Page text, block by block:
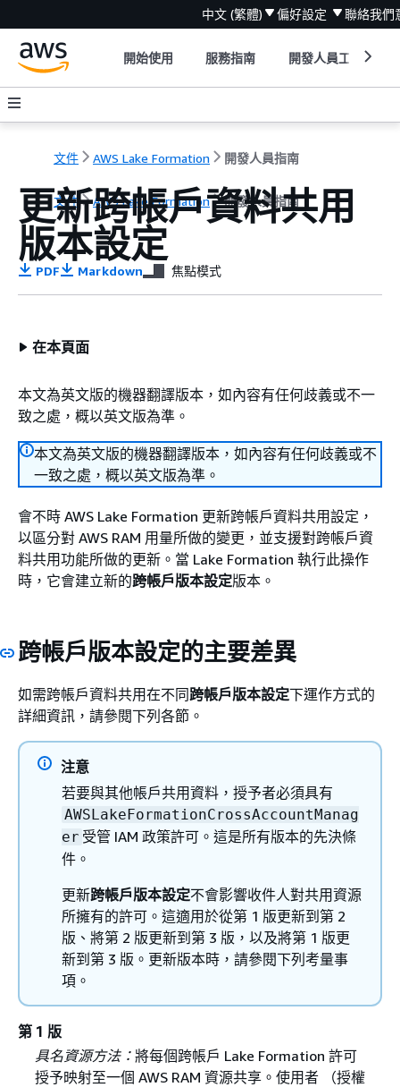
中文 (繁體) 偏好設定 聯絡我們
開始使用 服務指南 開發人員工具
文件 AWS Lake Formation 開發人員指南
文件 AWS Lake Formation 開發人員指南
更新跨帳戶資料共用
版本設定
PDF Markdown 焦點模式
在本頁面
本文為英文版的機器翻譯版本，如內容有任何歧義或不一
致之處，概以英文版為準。
本文為英文版的機器翻譯版本，如內容有任何歧義或不
一致之處，概以英文版為準。
會不時 AWS Lake Formation 更新跨帳戶資料共用設定，
以區分對 AWS RAM 用量所做的變更，並支援對跨帳戶資
料共用功能所做的更新。當 Lake Formation 執行此操作
時，它會建立新的跨帳戶版本設定版本。
跨帳戶版本設定的主要差異
如需跨帳戶資料共用在不同跨帳戶版本設定下運作方式的
詳細資訊，請參閱下列各節。
注意
若要與其他帳戶共用資料，授予者必須具有
AWSLakeFormationCrossAccountManag
er 受管 IAM 政策許可。這是所有版本的先決條
件。
更新跨帳戶版本設定不會影響收件人對共用資源
所擁有的許可。這適用於從第 1 版更新到第 2
版、將第 2 版更新到第 3 版，以及將第 1 版更
新到第 3 版。更新版本時，請參閱下列考量事
項。
第 1 版
具名資源方法： 將每個跨帳戶 Lake Formation 許可
授予映射至一個 AWS RAM 資源共享。使用者 （授權